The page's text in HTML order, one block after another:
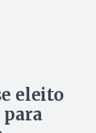
eleito
para